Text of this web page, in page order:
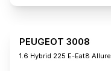
PEUGEOT 3008
1.6 Hybrid 225 E-Eat8 Allure